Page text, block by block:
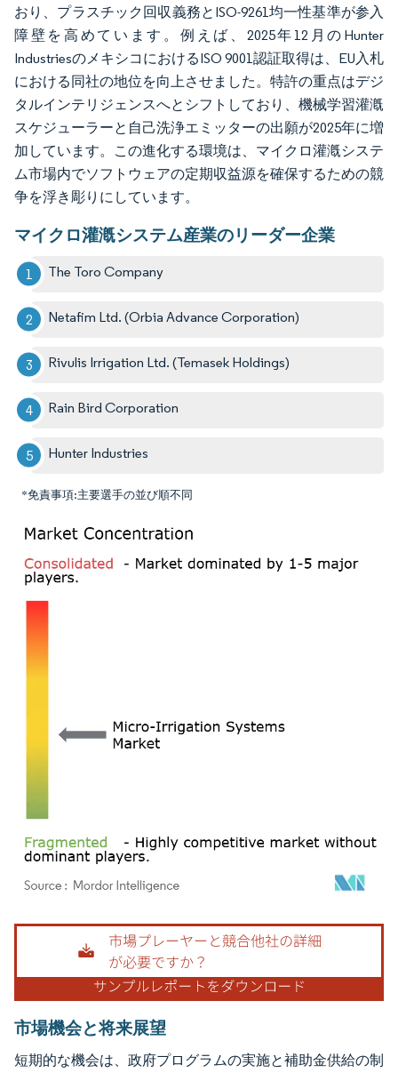
おり、プラスチック回収義務とISO-9261均一性基準が参入
障壁を高めています。例えば、2025年12月のHunter
IndustriesのメキシコにおけるISO 9001認証取得は、EU入札
における同社の地位を向上させました。特許の重点はデジ
タルインテリジェンスへとシフトしており、機械学習灌漑
スケジューラーと自己洗浄エミッターの出願が2025年に増
加しています。この進化する環境は、マイクロ灌漑システ
ム市場内でソフトウェアの定期収益源を確保するための競
争を浮き彫りにしています。
マイクロ灌漑システム産業のリーダー企業
The Toro Company
Netafim Ltd. (Orbia Advance Corporation)
Rivulis Irrigation Ltd. (Temasek Holdings)
Rain Bird Corporation
Hunter Industries
*免責事項:主要選手の並び順不同
画像 © Mordor Intelligence。再利用にはCC BY 4.0の表示が必要です。
市場機会と将来展望
短期的な機会は、政府プログラムの実施と補助金供給の制